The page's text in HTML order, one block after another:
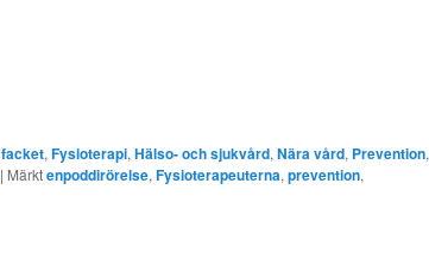
facket, Fysioterapi, Hälso- och sjukvård, Nära vård, Prevention,
| Märktenpoddirörelse, Fysioterapeuterna, prevention,